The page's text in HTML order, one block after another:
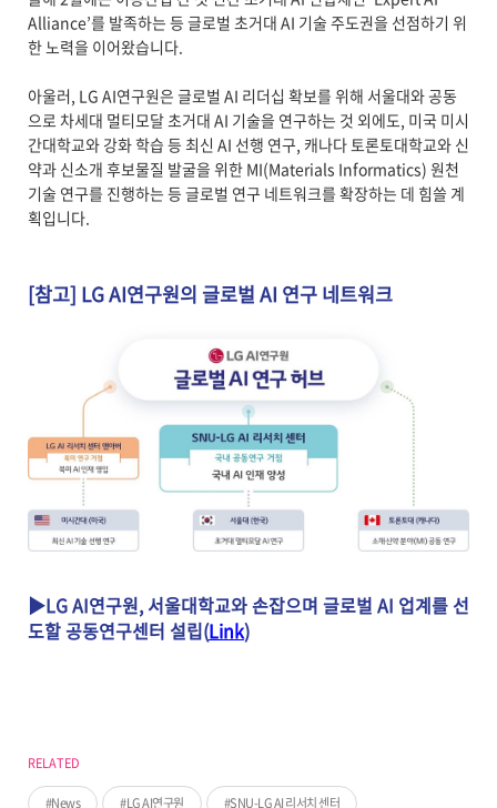
RELATED
News LG AI연구원 SNU-LG AI 리서치 센터
Alliance’를 발족하는 등 글로벌 초거대 AI 기술 주도권을 선점하기 위
한 노력을 이어왔습니다.
아울러, LG AI연구원은 글로벌 AI 리더십 확보를 위해 서울대와 공동
으로 차세대 멀티모달 초거대 AI 기술을 연구하는 것 외에도, 미국 미시
간대학교와 강화 학습 등 최신 AI 선행 연구, 캐나다 토론토대학교와 신
약과 신소개 후보물질 발굴을 위한 MI(Materials Informatics) 원천
기술 연구를 진행하는 등 글로벌 연구 네트워크를 확장하는 데 힘쓸 계
획입니다.
[참고] LG AI연구원의 글로벌 AI 연구 네트워크
▶LG AI연구원, 서울대학교와 손잡으며 글로벌 AI 업계를 선
도할 공동연구센터 설립(Link)